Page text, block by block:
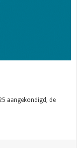
aangekondigd, de